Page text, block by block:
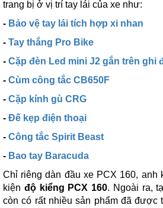
trang bị ở vị trí tay lái của xe như:
- Bảo vệ tay lái tích hợp xi nhan
- Tay thắng Pro Bike
- Cặp đèn Led mini J2 gắn trên ghi
- Cùm công tắc CB650F
- Cặp kính gù CRG
- Đế kẹp điện thoại
- Công tắc Spirit Beast
- Bao tay Baracuda
Chỉ riêng dàn đầu xe PCX 160, anh
kiện độ kiểng PCX 160. Ngoài ra,
còn có rất nhiều sản phẩm đã được